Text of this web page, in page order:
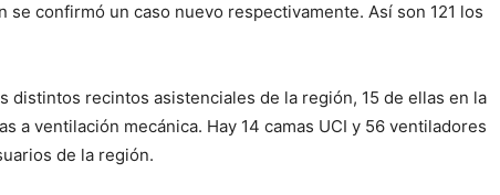
se confirmó un caso nuevo respectivamente. Así son 121 los
distintos recintos asistenciales de la región, 15 de ellas en la
a ventilación mecánica. Hay 14 camas UCI y 56 ventiladores
de la región.